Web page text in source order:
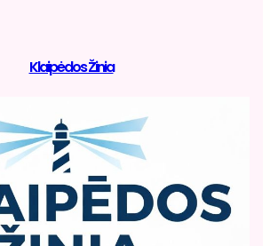
Klaipėdos Žinia